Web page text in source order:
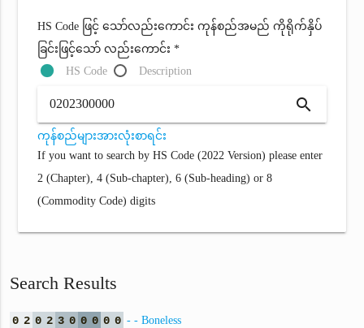
HS Code ဖြင့် သော်လည်းကောင်း ကုန်စည်အမည် ကိုရိုက်နှိပ်
ခြင်းဖြင့်သော် လည်းကောင်း *
HS Code
Description
search
ကုန်စည်များအားလုံးစာရင်း
If you want to search by HS Code (2022 Version) please enter
2 (Chapter), 4 (Sub-chapter), 6 (Sub-heading) or 8
(Commodity Code) digits
Search Results
0 2 0 2 3 0 0 0 0 0 - - Boneless